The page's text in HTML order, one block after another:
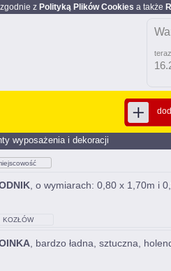
z Polityką Plików Cookies a także
teraz
wyposażenia i dekoracji
, o wymiarach: 0,80 x 1,70m i
KOZŁÓW
, bardzo ładna, sztuczna,